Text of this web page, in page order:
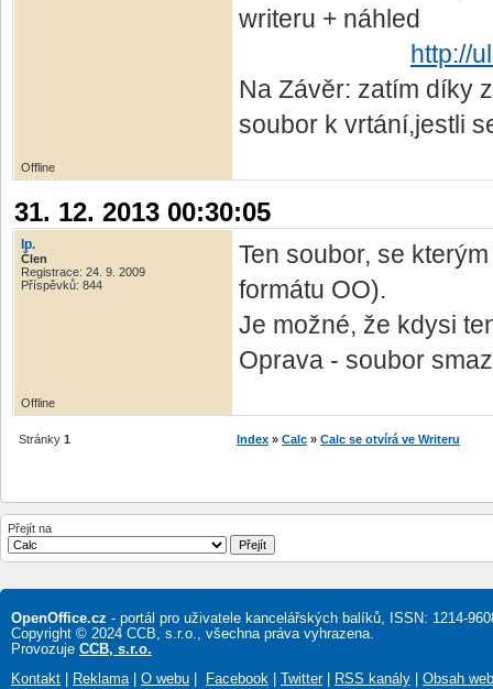
writeru + náhled
http://
Na Závěr: zatím díky
soubor k vrtání,jestli
Offline
31. 12. 2013 00:30:05
lp.
Člen
Registrace: 24. 9. 2009
Příspěvků: 844
Ten soubor, se
formátu OO).
Je možné, že kdysi
Oprava - soubor
Offline
Stránky 1 Index » Calc » Calc se otvírá ve Writeru
Přejít na
OpenOffice.cz - portál pro uživatele kancelářských balíků, ISSN: 1214-
Copyright © 2024 CCB, s.r.o., všechna práva vyhrazena.
Provozuje CCB, s.r.o.
Kontakt
Reklama| O webu Facebook Twitter| RSS kanály Obsah